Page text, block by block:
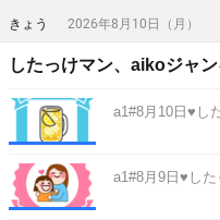
きょう 2026年8月10日（月）
a1#8月10日♥し
a1#8月9日♥し